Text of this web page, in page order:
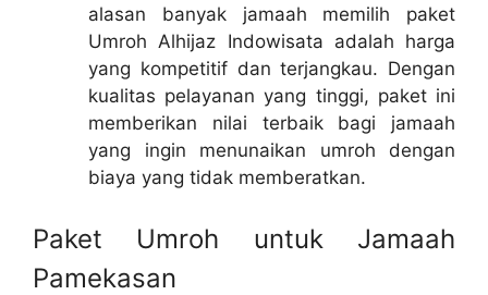
alasan banyak jamaah memilih paket
Umroh Alhijaz Indowisata adalah harga
yang kompetitif dan terjangkau. Dengan
kualitas pelayanan yang tinggi, paket ini
memberikan nilai terbaik bagi jamaah
yang ingin menunaikan umroh dengan
biaya yang tidak memberatkan.
Paket Umroh untuk Jamaah
Pamekasan